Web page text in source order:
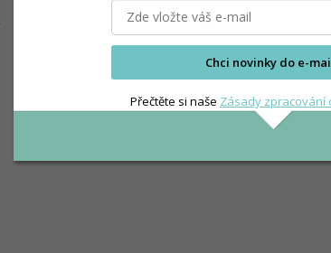
Chci novinky do e-
Přečtěte si naše Zásady zpracování